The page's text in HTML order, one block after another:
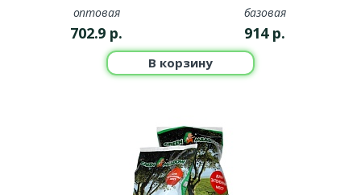
оптовая
702.9 р.
базовая
914 р.
В корзину